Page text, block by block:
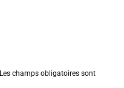
Les champs obligatoires sont